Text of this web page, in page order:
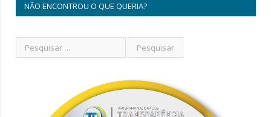
NÃO ENCONTROU O QUE QUERIA?